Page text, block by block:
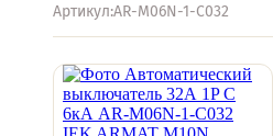
Артикул:AR-M06N-1-C032